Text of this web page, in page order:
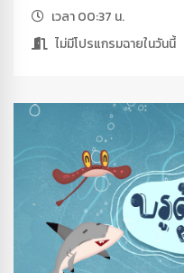
เวลา 00:37 น.
ไม่มีโปรแกรมฉายในวันนี้